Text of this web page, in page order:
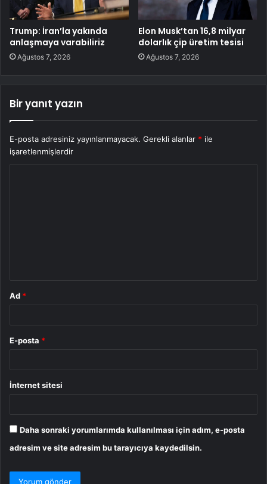
Trump: İran’la yakında
anlaşmaya varabiliriz
Ağustos 7, 2026
Elon Musk’tan 16,8 milyar
dolarlık çip üretim tesisi
Ağustos 7, 2026
Bir yanıt yazın
E-posta adresiniz yayınlanmayacak. Gerekli alanlar * ile
işaretlenmişlerdir
Ad *
E-posta *
İnternet sitesi
Daha sonraki yorumlarımda kullanılması için adım, e-posta
adresim ve site adresim bu tarayıcıya kaydedilsin.